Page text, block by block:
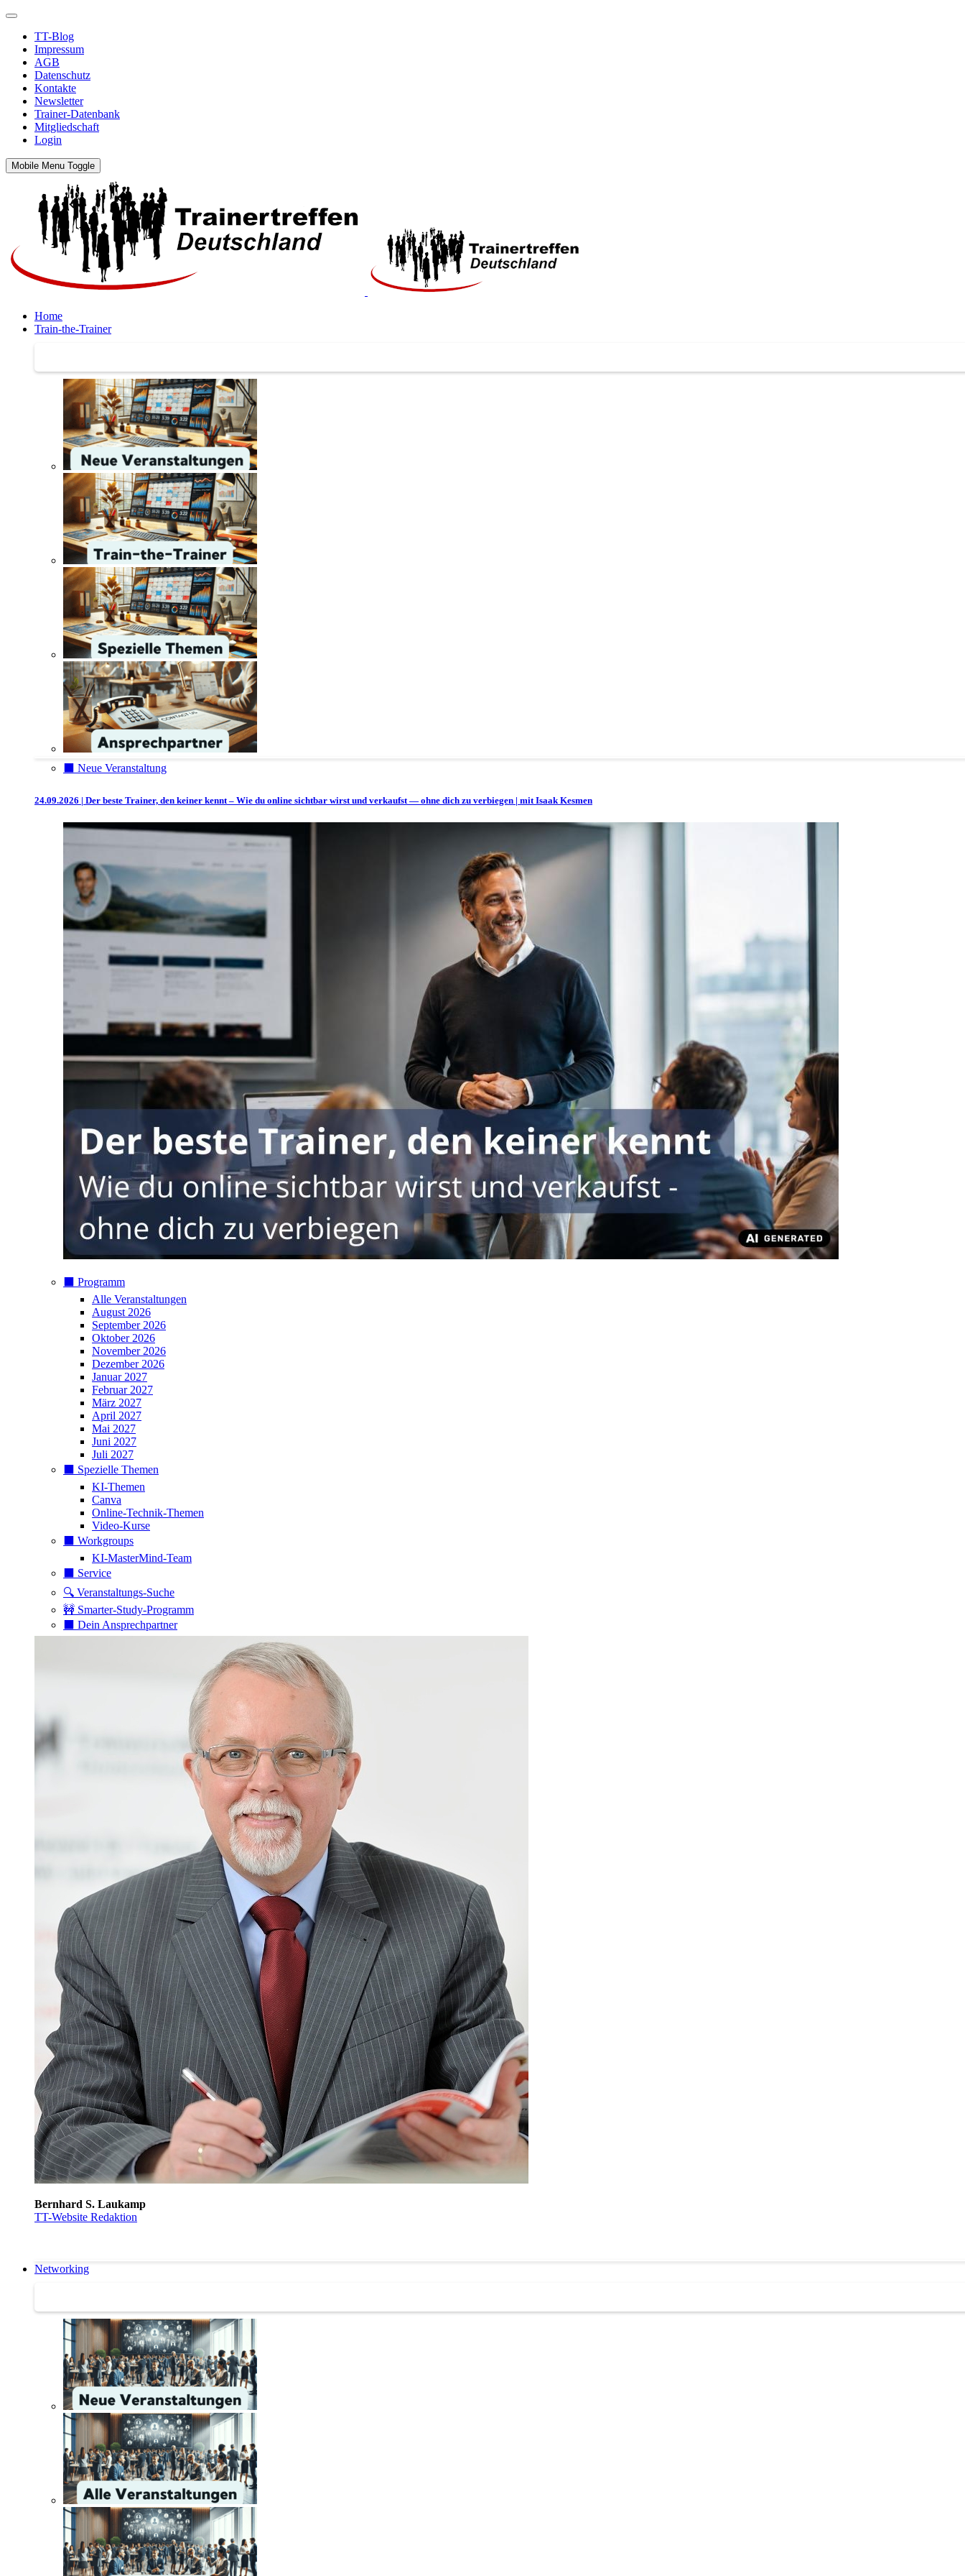
TT-Blog
Impressum
AGB
Datenschutz
Kontakte
Newsletter
Trainer-Datenbank
Mitgliedschaft
Login
Mobile Menu Toggle
Home
Train-the-Trainer
⬛️ Neue Veranstaltung
24.09.2026 | Der beste Trainer, den keiner kennt – Wie du online sichtbar wirst und verkaufst — ohne dich zu verbiegen | mit Isaak Kesmen
⬛️ Programm
Alle Veranstaltungen
August 2026
September 2026
Oktober 2026
November 2026
Dezember 2026
Januar 2027
Februar 2027
März 2027
April 2027
Mai 2027
Juni 2027
Juli 2027
⬛️ Spezielle Themen
KI-Themen
Canva
Online-Technik-Themen
Video-Kurse
⬛️ Workgroups
KI-MasterMind-Team
⬛️ Service
🔍 Veranstaltungs-Suche
🚧 Smarter-Study-Programm
⬛️ Dein Ansprechpartner
Bernhard S. Laukamp
TT-Website Redaktion
Networking